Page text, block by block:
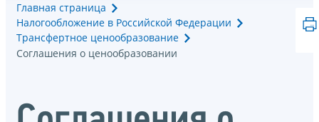
Главная страница
Налогообложение в Российской Федерации
Трансфертное ценообразование
Соглашения о ценообразовании